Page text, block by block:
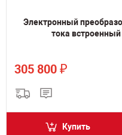
Электронный
тока
305 800 ₽
Купить